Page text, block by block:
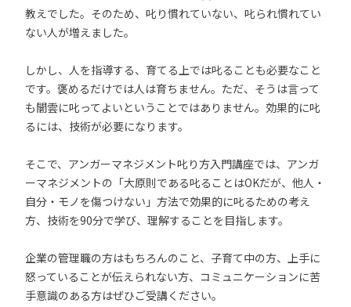
教えでした。そのため、叱り慣れていない、叱られ慣れてい
ない人が増えました。
しかし、人を指導する、育てる上では叱ることも必要なこと
です。褒めるだけでは人は育ちません。ただ、そうは言って
も闇雲に叱ってよいということではありません。効果的に叱
るには、技術が必要になります。
そこで、アンガーマネジメント叱り方入門講座では、アンガ
ーマネジメントの「大原則である叱ることはOKだが、他人・
自分・モノを傷つけない」方法で効果的に叱るための考え
方、技術を90分で学び、理解することを目指します。
企業の管理職の方はもちろんのこと、子育て中の方、上手に
怒っていることが伝えられない方、コミュニケーションに苦
手意識のある方はぜひご受講ください。